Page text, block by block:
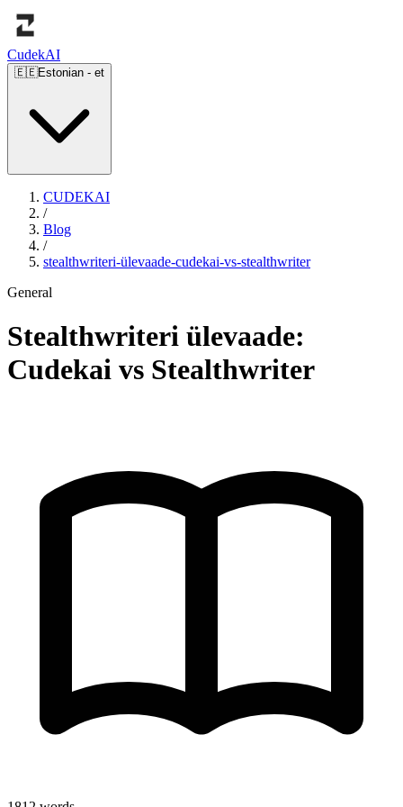
CudekAI
🇪🇪Estonian - et
CUDEKAI
/
Blog
/
stealthwriteri-ülevaade-cudekai-vs-stealthwriter
General
Stealthwriteri ülevaade:
Cudekai vs Stealthwriter